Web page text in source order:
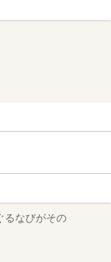
るなびがその